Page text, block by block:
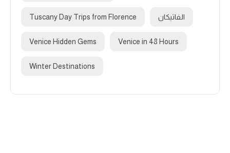
Tuscany Day Trips from Florence الفاتيكان
Venice Hidden Gems Venice in 48 Hours
Winter Destinations